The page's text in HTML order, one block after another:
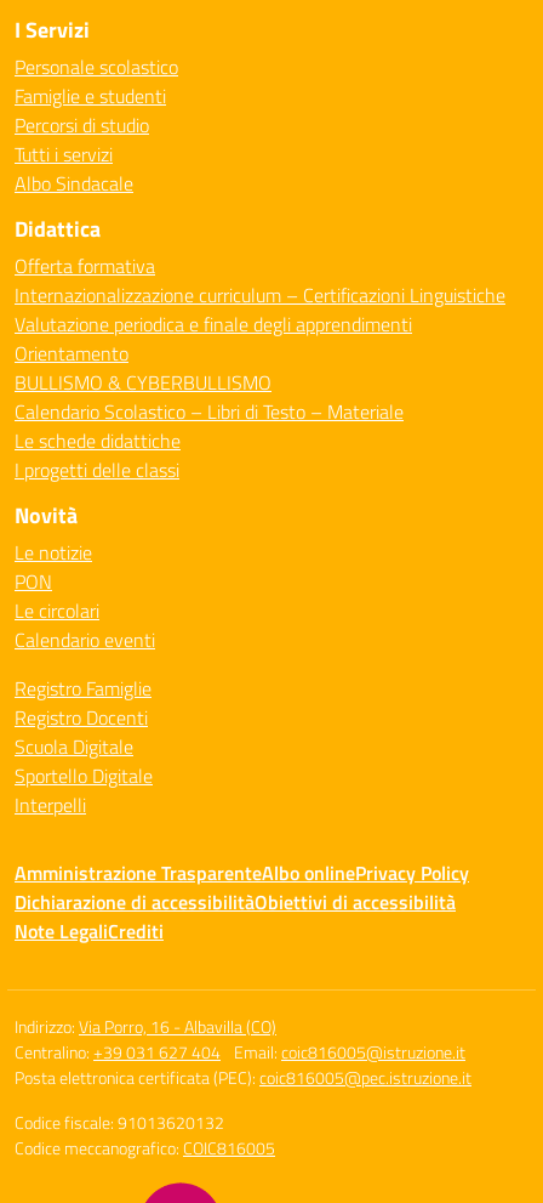
I Servizi
Personale scolastico
Famiglie e studenti
Percorsi di studio
Tutti i servizi
Albo Sindacale
Didattica
Offerta formativa
Internazionalizzazione curriculum – Certificazioni Linguistiche
Valutazione periodica e finale degli apprendimenti
Orientamento
BULLISMO & CYBERBULLISMO
Calendario Scolastico – Libri di Testo – Materiale
Le schede didattiche
I progetti delle classi
Novità
Le notizie
PON
Le circolari
Calendario eventi
Registro Famiglie
Registro Docenti
Scuola Digitale
Sportello Digitale
Interpelli
Amministrazione TrasparenteAlbo onlinePrivacy Policy
Dichiarazione di accessibilitàObiettivi di accessibilità
Note LegaliCrediti
Indirizzo:Via Porro, 16 - Albavilla (CO)
Centralino:+39 031 627 404 Email:coic816005@istruzione.it
Posta elettronica certificata (PEC):coic816005@pec.istruzione.it
Codice fiscale: 91013620132
Codice meccanografico:COIC816005